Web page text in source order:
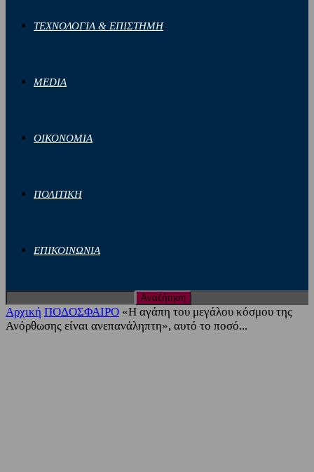
ΤΕΧΝΟΛΟΓΙΑ & ΕΠΙΣΤΗΜΗ
MEDIA
ΟΙΚΟΝΟΜΙΑ
ΠΟΛΙΤΙΚΗ
ΕΠΙΚΟΙΝΩΝΙΑ
Αρχική ΠΟΔΟΣΦΑΙΡΟ «Η αγάπη του μεγάλου κόσμου της
Ανόρθωσης είναι ανεπανάληπτη», αυτό το ποσό...